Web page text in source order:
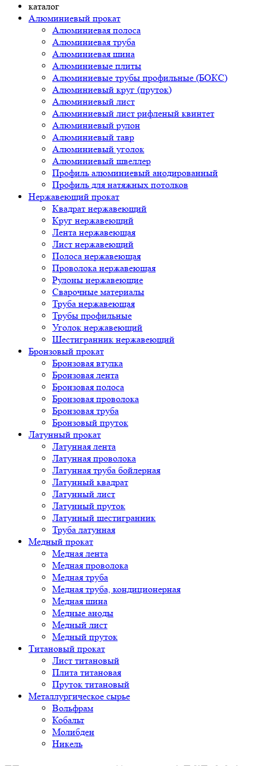
каталог
Алюминиевый прокат
Алюминиевая полоса
Алюминиевая труба
Алюминиевая шина
Алюминиевые плиты
Алюминиевые трубы профильные (БОКС)
Алюминиевый круг (пруток)
Алюминиевый лист
Алюминиевый лист рифленый квинтет
Алюминиевый рулон
Алюминиевый тавр
Алюминиевый уголок
Алюминиевый швеллер
Профиль алюминиевый анодированный
Профиль для натяжных потолков
Нержавеющий прокат
Квадрат нержавеющий
Круг нержавеющий
Лента нержавеющая
Лист нержавеющий
Полоса нержавеющая
Проволока нержавеющая
Рулоны нержавеющие
Сварочные материалы
Труба нержавеющая
Трубы профильные
Уголок нержавеющий
Шестигранник нержавеющий
Бронзовый прокат
Бронзовая втулка
Бронзовая лента
Бронзовая полоса
Бронзовая проволока
Бронзовая труба
Бронзовый пруток
Латунный прокат
Латунная лента
Латунная проволока
Латунная труба бойлерная
Латунный квадрат
Латунный лист
Латунный пруток
Латунный шестигранник
Труба латунная
Медный прокат
Медная лента
Медная проволока
Медная труба
Медная труба, кондиционерная
Медная шина
Медные аноды
Медный лист
Медный пруток
Титановый прокат
Лист титановый
Плита титановая
Пруток титановый
Металлургическое сырье
Вольфрам
Кобальт
Молибден
Никель